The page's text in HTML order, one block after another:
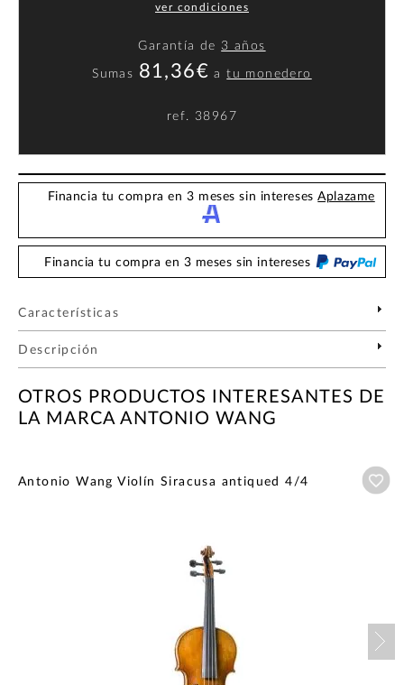
ver condiciones
Garantía de 3 años
Sumas 81,36€ atu monedero
ref. 38967
Financia tu compra en 3 meses sin interesesAplazame
Financia tu compra en 3 meses sin intereses
Características
Descripción
OTROS PRODUCTOS INTERESANTES DE
LA MARCA ANTONIO WANG
Antonio Wang Violín Siracusa antiqued 4/4